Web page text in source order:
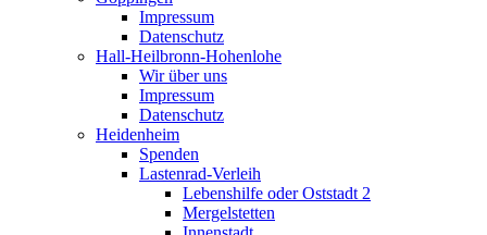
Impressum
Datenschutz
Hall-Heilbronn-Hohenlohe
Wir über uns
Impressum
Datenschutz
Heidenheim
Spenden
Lastenrad-Verleih
Lebenshilfe oder Oststadt 2
Mergelstetten